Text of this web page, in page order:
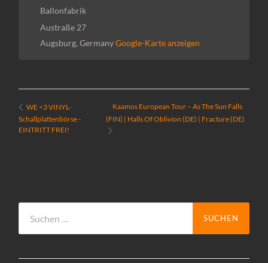
Ballonfabrik
Austraße 27
Augsburg, GermanyGoogle-Karte anzeigen
WE <3 VINYL-
Schallplattenbörse -
EINTRITT FREI!
Kaamos European Tour – As The Sun Falls
(FIN) | Halls Of Oblivion (DE) | Fracture (DE)
nach: